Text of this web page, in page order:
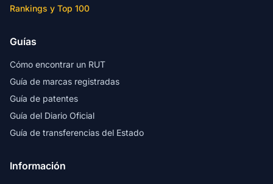
Rankings y Top 100
Guías
Cómo encontrar un RUT
Guía de marcas registradas
Guía de patentes
Guía del Diario Oficial
Guía de transferencias del Estado
Información